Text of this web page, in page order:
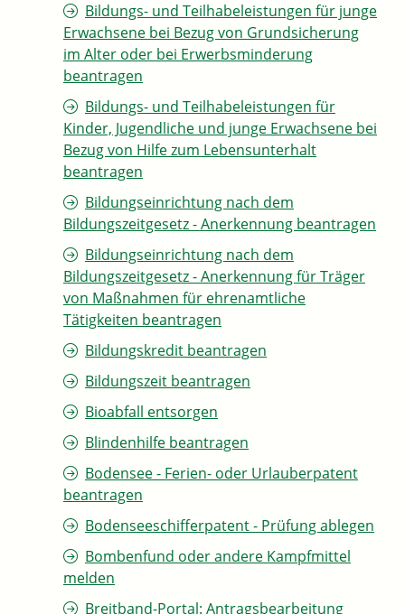
Bildungs- und Teilhabeleistungen für junge
Erwachsene bei Bezug von Grundsicherung
im Alter oder bei Erwerbsminderung
beantragen
Bildungs- und Teilhabeleistungen für
Kinder, Jugendliche und junge Erwachsene bei
Bezug von Hilfe zum Lebensunterhalt
beantragen
Bildungseinrichtung nach dem
Bildungszeitgesetz - Anerkennung beantragen
Bildungseinrichtung nach dem
Bildungszeitgesetz - Anerkennung für Träger
von Maßnahmen für ehrenamtliche
Tätigkeiten beantragen
Bildungskredit beantragen
Bildungszeit beantragen
Bioabfall entsorgen
Blindenhilfe beantragen
Bodensee - Ferien- oder Urlauberpatent
beantragen
Bodenseeschifferpatent - Prüfung ablegen
Bombenfund oder andere Kampfmittel
melden
Breitband-Portal: Antragsbearbeitung